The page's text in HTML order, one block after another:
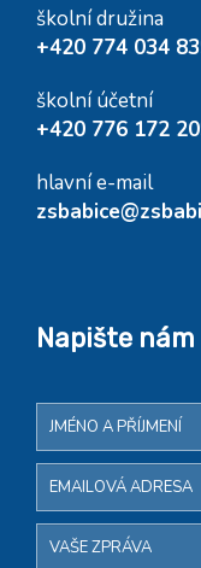
školní družina
+420 774 034
školní účetní
+420 776 172
hlavní e-mail
Napište nám